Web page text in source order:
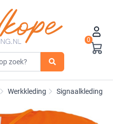
0
Werkkleding Signaalkleding